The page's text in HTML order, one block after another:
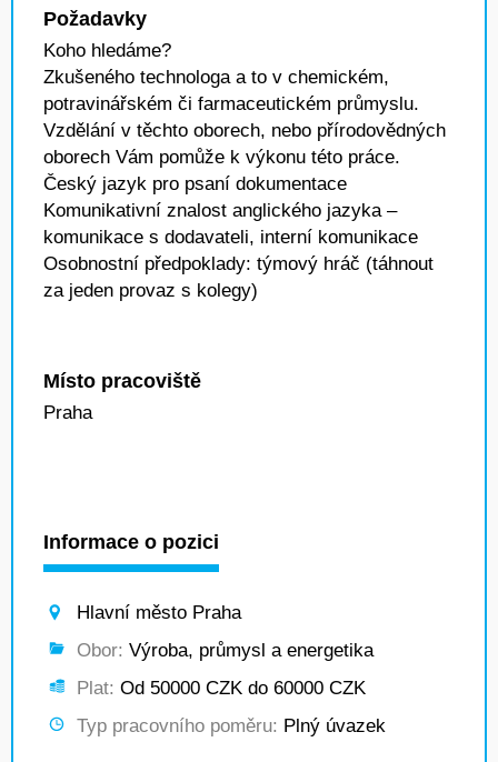
Požadavky
Koho hledáme?
Zkušeného technologa a to v chemickém,
potravinářském či farmaceutickém průmyslu.
Vzdělání v těchto oborech, nebo přírodovědných
oborech Vám pomůže k výkonu této práce.
Český jazyk pro psaní dokumentace
Komunikativní znalost anglického jazyka –
komunikace s dodavateli, interní komunikace
Osobnostní předpoklady: týmový hráč (táhnout
za jeden provaz s kolegy)
Místo pracoviště
Praha
Informace o pozici
Hlavní město Praha
Obor: Výroba, průmysl a energetika
Plat: Od 50000 CZK do 60000 CZK
Typ pracovního poměru: Plný úvazek